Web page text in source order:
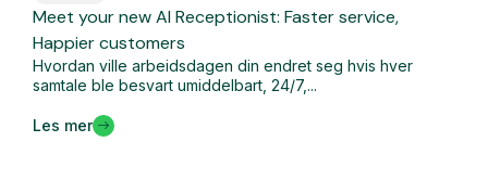
Meet your new AI Receptionist: Faster service,
Happier customers
Hvordan ville arbeidsdagen din endret seg hvis hver
samtale ble besvart umiddelbart, 24/7,...
Les mer